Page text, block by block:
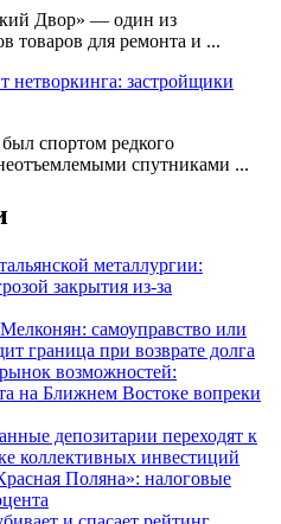
Двор» — один из
товаров для ремонта и ...
нетворкинга: застройщики
спортом редкого
спутниками ...
металлургии:
закрытия из-за
самоуправство или
граница при возврате долга
возможностей:
на Ближнем Востоке вопреки
депозитарии переходят к
коллективных инвестиций
Поляна»: налоговые